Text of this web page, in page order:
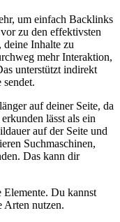
um einfach Backlinks
zu den effektivsten
Inhalte zu
mehr Interaktion,
unterstützt indirekt
auf deiner Seite, da
lässt als ein
auf der Seite und
Suchmaschinen,
Das kann dir
Du kannst
Arten nutzen.